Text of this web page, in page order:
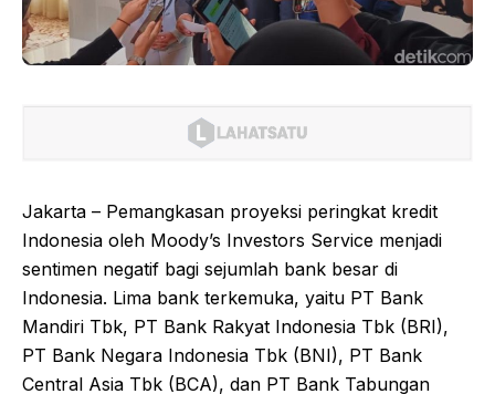
Jakarta – Pemangkasan proyeksi peringkat kredit
Indonesia oleh Moody’s Investors Service menjadi
sentimen negatif bagi sejumlah bank besar di
Indonesia. Lima bank terkemuka, yaitu PT Bank
Mandiri Tbk, PT Bank Rakyat Indonesia Tbk (BRI),
PT Bank Negara Indonesia Tbk (BNI), PT Bank
Central Asia Tbk (BCA), dan PT Bank Tabungan